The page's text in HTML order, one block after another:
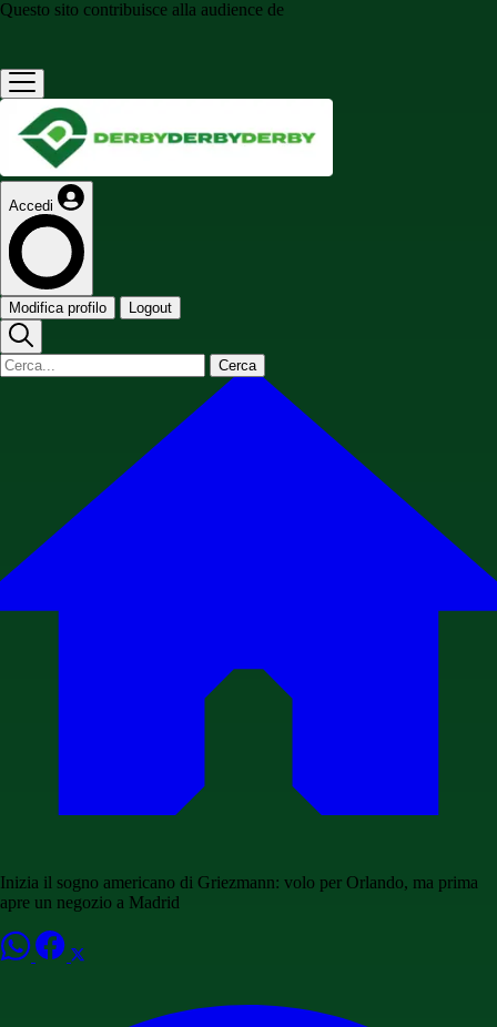
Questo sito contribuisce alla audience de
Accedi
Modifica profilo Logout
Cerca
Inizia il sogno americano di Griezmann: volo per Orlando, ma prima
apre un negozio a Madrid